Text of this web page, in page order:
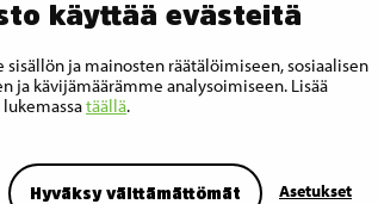
käyttää evästeitä
ja mainosten räätälöimiseen, sosiaalisen
ja kävijämäärämme analysoimiseen. Lisää
täällä.
Hyväksy välttämättömät Asetukset